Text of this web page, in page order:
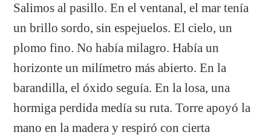
Salimos al pasillo. En el ventanal, el mar tenía
un brillo sordo, sin espejuelos. El cielo, un
plomo fino. No había milagro. Había un
horizonte un milímetro más abierto. En la
barandilla, el óxido seguía. En la losa, una
hormiga perdida medía su ruta. Torre apoyó la
mano en la madera y respiró con cierta